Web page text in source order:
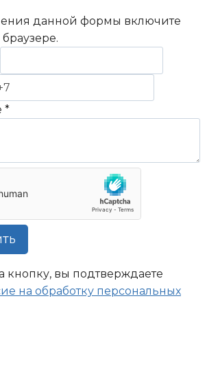
данной формы включите
*
кнопку, вы подтверждаете
на обработку персональных